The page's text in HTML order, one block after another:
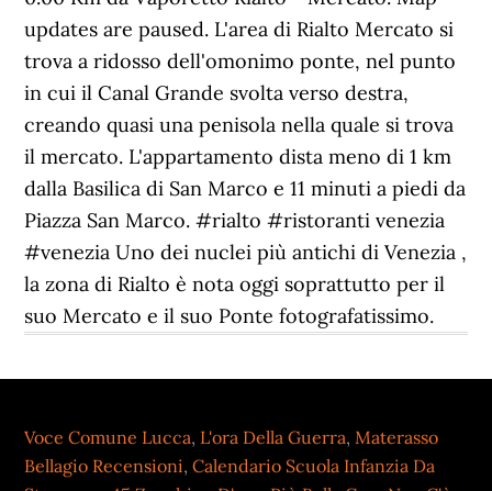
Voce Comune Lucca, L'ora Della Guerra,Materasso
Bellagio Recensioni,Calendario Scuola Infanzia Da